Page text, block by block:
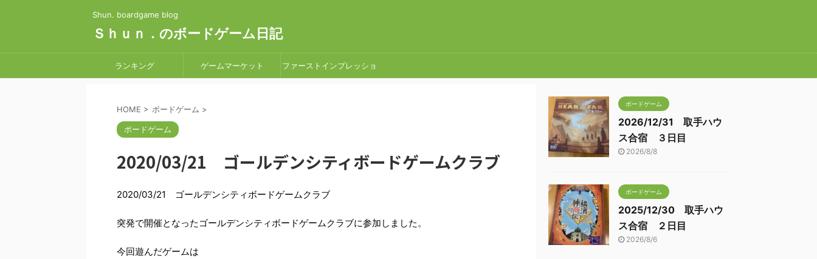
Shun. boardgame blog
Ｓｈｕｎ．のボードゲーム日記
ランキング ゲームマーケット ファーストインプレッショ
HOME > ボードゲーム >
ボードゲーム
2020/03/21 ゴールデンシティボードゲームクラブ
2020/03/21 ゴールデンシティボードゲームクラブ
突発で開催となったゴールデンシティボードゲームクラブに参加しました。
今回遊んだゲームは
ボードゲーム
2026/12/31 取手ハウ
ス合宿 ３日目
2026/8/8
ボードゲーム
2025/12/30 取手ハウ
ス合宿 ２日目
2026/8/6